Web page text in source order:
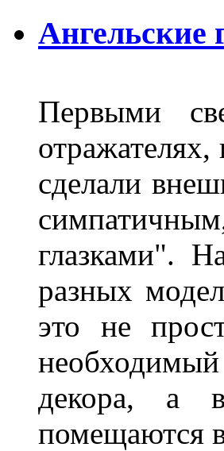
Ангельские
Первыми
сделали
глазками".
разных
это не
декора, а
помещаются